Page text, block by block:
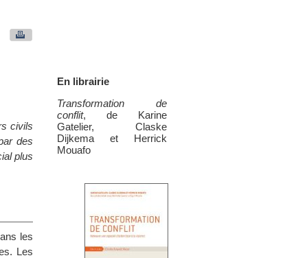
En librairie
Transformation de
conflit, de Karine
Gatelier, Claske
Dijkema et Herrick
Mouafo
civils
des
plus
les
Les